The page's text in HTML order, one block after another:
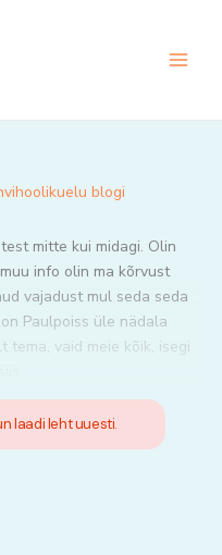
blogi
mitte kui midagi. Olin
info olin ma kõrvust
vajadust mul seda seda
Paulpoiss üle nädala
tema, vaid meie kõik, isegi
laadi leht uuesti.